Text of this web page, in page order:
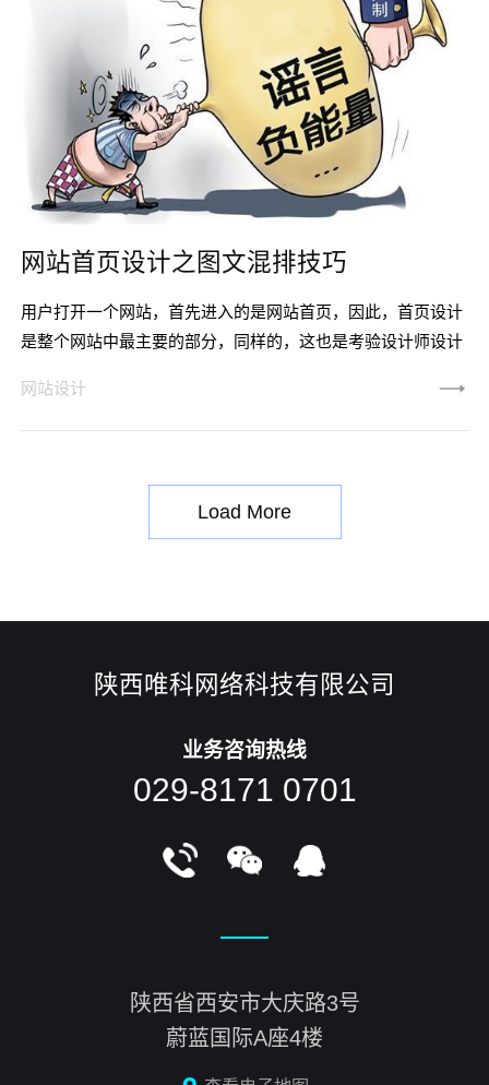
网站首页设计之图文混排技巧
用户打开一个网站，首先进入的是网站首页，因此，首页设计
是整个网站中最主要的部分，同样的，这也是考验设计师设计
跟企业所处的行业以及网站的内容存在偏差，就算再好看，也
只是一个失败的设计，因为，网站设计整体风格必须跟企业行
什么的。所以，我们在首页设计中所需要坚持的不只是美观，
整洁，还要符合企业自身
网站设计
Load More
陕西唯科网络科技有限公司
业务咨询热线
029-8171 0701
陕西省西安市大庆路3号
蔚蓝国际A座4楼